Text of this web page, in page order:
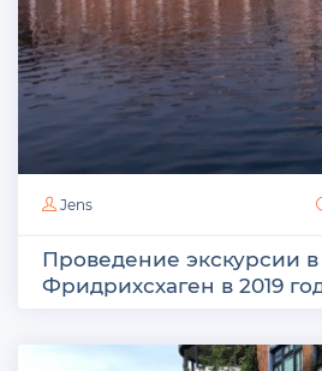
Jens
Проведение экскурсии
Фридрихсхаген в 2019